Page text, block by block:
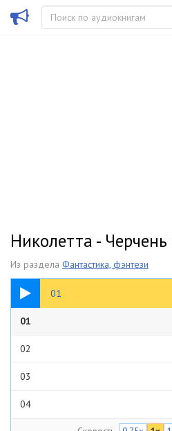
Николетта -
Из раздела Фантастика, фэнтези
01
33:59
01
02
03
04